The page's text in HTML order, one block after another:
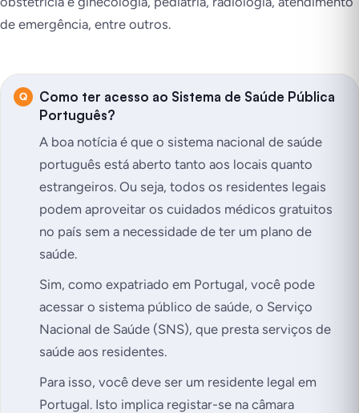
de emergência, entre outros.
Como ter acesso ao Sistema de Saúde Pública
Português?
A boa notícia é que o sistema nacional de saúde
português está aberto tanto aos locais quanto
estrangeiros. Ou seja, todos os residentes legais
podem aproveitar os cuidados médicos gratuitos
no país sem a necessidade de ter um plano de
saúde.
Sim, como expatriado em Portugal, você pode
acessar o sistema público de saúde, o Serviço
Nacional de Saúde (SNS), que presta serviços de
saúde aos residentes.
Para isso, você deve ser um residente legal em
Portugal. Isto implica registar-se na câmara